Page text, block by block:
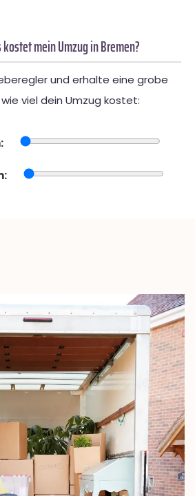
kostet mein Umzug in Bremen?
und erhalte eine grobe
viel dein Umzug kostet: